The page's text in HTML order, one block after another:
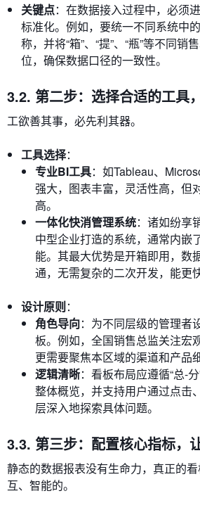
关键点：在数据接入过程中，必须
标准化。例如，要统一不同系统中
称，并将“箱”、“提”、“瓶”等不同销
位，确保数据口径的一致性。
3.2. 第二步：选择合适的工具
工欲善其事，必先利其器。
工具选择：
专业BI工具：如Tableau、
强大，图表丰富，灵活性高，但
高。
一体化快消管理系统：诸如纷享
中型企业打造的系统，通常内嵌
能。其最大优势是开箱即用，数
通，无需复杂的二次开发，能更
设计原则：
角色导向：为不同层级的管理者
板。例如，全国销售总监关注宏
更需要聚焦本区域的渠道和产品
逻辑清晰：看板布局应遵循“总-
整体概览，并支持用户通过点击
层深入地探索具体问题。
3.3. 第三步：配置核心指标，
静态的数据报表没有生命力，真正的
互、智能的。